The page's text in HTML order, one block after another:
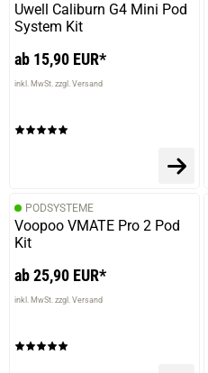
Uwell Caliburn G4 Mini Pod
System Kit
ab 15,90 EUR*
inkl. MwSt. zzgl. Versand
PODSYSTEME
Voopoo VMATE Pro 2 Pod
Kit
ab 25,90 EUR*
inkl. MwSt. zzgl. Versand